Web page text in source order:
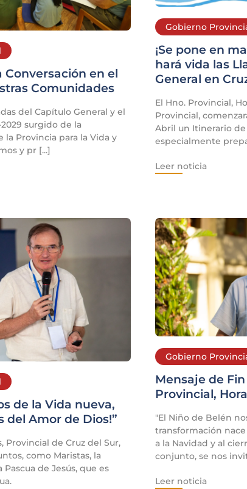
Conversación en el
Comunidades
del Capítulo General y el
surgido de la
Provincia para la Vida y
y pr [...]
Gobierno
¡Se pone en
hará vida las
General en
El Hno. Provincial,
Provincial,
Abril un Itinerario
especialmente
Leer noticia
de la Vida nueva,
del Amor de Dios!”
Provincial de Cruz del Sur,
como Maristas, la
de Jesús, que es
Gobierno
Mensaje de
Provincial,
"El Niño de Belén
transformación
a la Navidad y al
conjunto, se nos
Leer noticia